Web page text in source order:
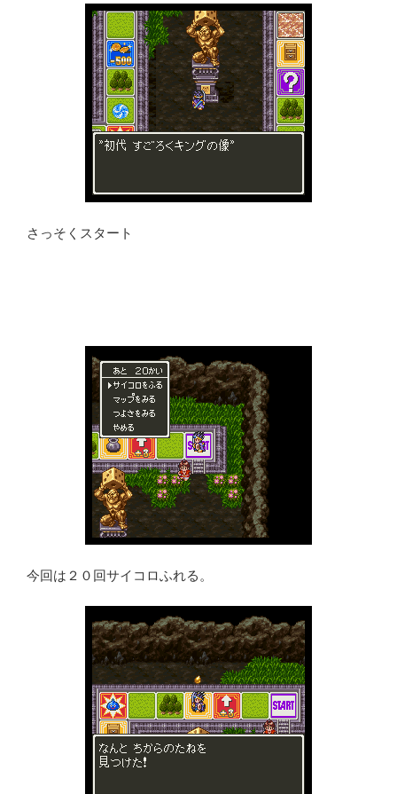
さっそくスタート
今回は２０回サイコロふれる。